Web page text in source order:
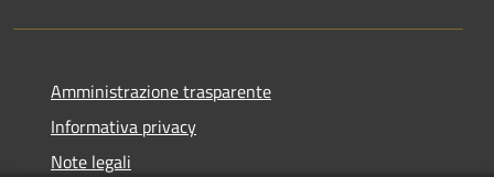
Amministrazione trasparente
Informativa privacy
Note legali